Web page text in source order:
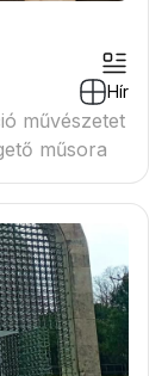
Hír
művészetet
műsora